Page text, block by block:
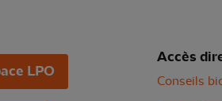
LPO
Accès
Conseils